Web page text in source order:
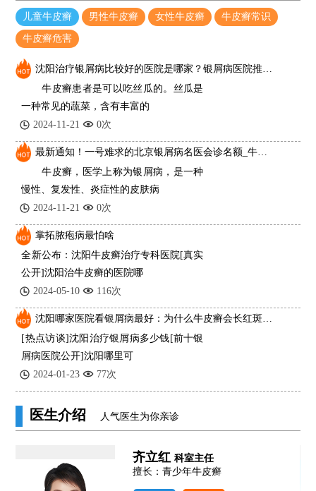
儿童牛皮癣 男性牛皮癣 女性牛皮癣 牛皮癣常识
牛皮癣危害
牛皮癣患者是可以吃丝瓜的。丝瓜是
一种常见的蔬菜，含有丰富的
2024-11-21
0次
牛皮癣，医学上称为银屑病，是一种
慢性、复发性、炎症性的皮肤病
2024-11-21
0次
掌拓脓疱病最怕啥
全新公布：沈阳牛皮癣治疗专科医院[真实
公开]沈阳治牛皮癣的医院哪
2024-05-10
116次
[热点访谈]沈阳治疗银屑病多少钱[前十银
屑病医院公开]沈阳哪里可
2024-01-23
77次
医生介绍 人气医生为你亲诊
齐立红 科室主任
擅长：青少年牛皮癣